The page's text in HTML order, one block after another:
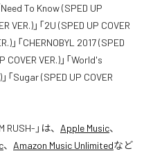
Need To Know (SPED UP
VER.)」「2U (SPED UP COVER
」「CHERNOBYL 2017 (SPED
COVER VER.)」「World's
「Sugar (SPED UP COVER
RUSH- 」は、 Apple Music、
、 Amazon Music Unlimitedなど